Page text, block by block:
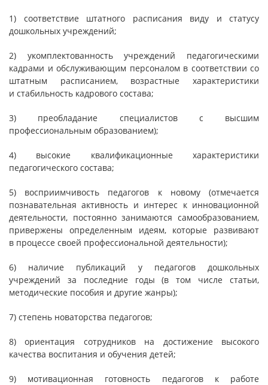
1) соответствие штатного расписания виду и статусу
дошкольных учреждений;
2) укомплектованность учреждений педагогическими
кадрами и обслуживающим персоналом в соответствии со
штатным расписанием, возрастные характеристики
и стабильность кадрового состава;
3) преобладание специалистов с высшим
профессиональным образованием);
4) высокие квалификационные характеристики
педагогического состава;
5) восприимчивость педагогов к новому (отмечается
познавательная активность и интерес к инновационной
деятельности, постоянно занимаются самообразованием,
привержены определенным идеям, которые развивают
в процессе своей профессиональной деятельности);
6) наличие публикаций у педагогов дошкольных
учреждений за последние годы (в том числе статьи,
методические пособия и другие жанры);
7) степень новаторства педагогов;
8) ориентация сотрудников на достижение высокого
качества воспитания и обучения детей;
9) мотивационная готовность педагогов к работе